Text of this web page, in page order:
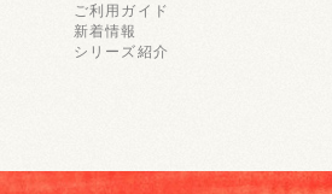
ご利用ガイド
新着情報
シリーズ紹介